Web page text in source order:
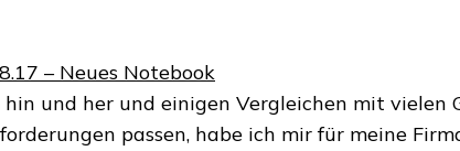
– Neues Notebook
und her und einigen Vergleichen mit vielen
passen, habe ich mir für meine